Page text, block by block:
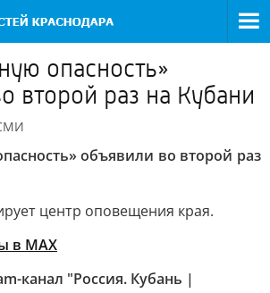
опасность»
второй раз на Кубани
объявили во второй раз
центр оповещения края.
в MAX
канал "Россия. Кубань |